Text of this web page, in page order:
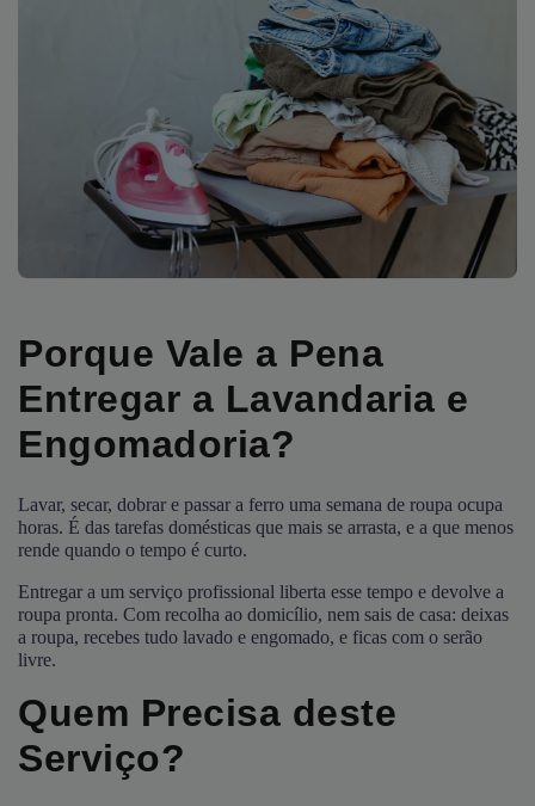
Porque Vale a Pena
Entregar a Lavandaria e
Engomadoria?
Lavar, secar, dobrar e passar a ferro uma semana de roupa ocupa
horas. É das tarefas domésticas que mais se arrasta, e a que menos
rende quando o tempo é curto.
Entregar a um serviço profissional liberta esse tempo e devolve a
roupa pronta. Com recolha ao domicílio, nem sais de casa: deixas
a roupa, recebes tudo lavado e engomado, e ficas com o serão
livre.
Quem Precisa deste
Serviço?